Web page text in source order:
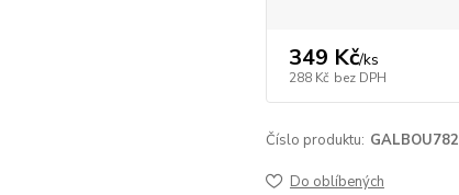
349 Kč/ks
288 Kč bez DPH
Číslo produktu: GALBOU782
Do oblíbených